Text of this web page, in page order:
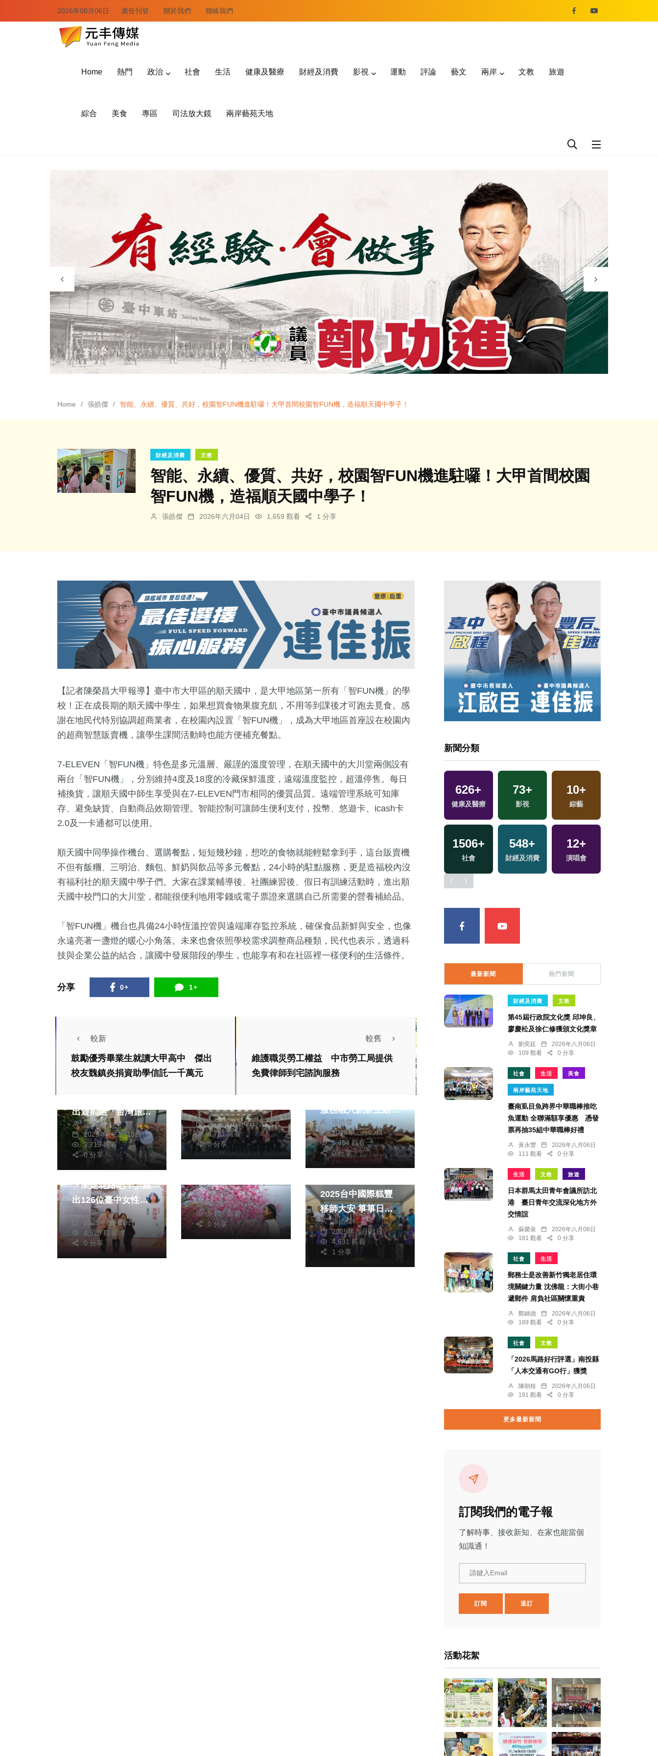
2026年08月06日 廣告刊登 關於我們 聯絡我們
Home 熱門 政治 社會 生活 健康及醫療 財經及消費 影視 運動 評論 藝文 兩岸 文教 旅遊
綜合 美食 專區 司法放大鏡 兩岸藝苑天地
Home 張皓傑 智能、永續、優質、共好，校園智FUN機進駐囉！大甲首間校園智FUN機，造福順天國中學子！
財經及消費 文教
智能、永續、優質、共好，校園智FUN機進駐囉！大甲首間校園
智FUN機，造福順天國中學子！
張皓傑 2026年六月04日 1,659 觀看 1 分享
【記者陳榮昌大甲報導】臺中市大甲區的順天國中，是大甲地區第一所有「智FUN機」的學
校！正在成長期的順天國中學生，如果想買食物果腹充飢，不用等到課後才可跑去覓食。感
謝在地民代特別協調超商業者，在校園內設置「智FUN機」，成為大甲地區首座設在校園內
的超商智慧販賣機，讓學生課間活動時也能方便補充餐點。
7-ELEVEN「智FUN機」特色是多元溫層、嚴謹的溫度管理，在順天國中的大川堂兩側設有
兩台「智FUN機」，分別維持4度及18度的冷藏保鮮溫度，遠端溫度監控，超溫停售。每日
補換貨，讓順天國中師生享受與在7-ELEVEN門市相同的優質品質。遠端管理系統可知庫
存、避免缺貨、自動商品效期管理。智能控制可讓師生便利支付，投幣、悠遊卡、icash卡
2.0及一卡通都可以使用。
順天國中同學操作機台、選購餐點，短短幾秒鐘，想吃的食物就能輕鬆拿到手，這台販賣機
不但有飯糰、三明治、麵包、鮮奶與飲品等多元餐點，24小時的駐點服務，更是造福校內沒
有福利社的順天國中學子們。大家在課業輔導後、社團練習後、假日有訓練活動時，進出順
天國中校門口的大川堂，都能很便利地用零錢或電子票證來選購自己所需要的營養補給品。
「智FUN機」機台也具備24小時恆溫控管與遠端庫存監控系統，確保食品新鮮與安全，也像
永遠亮著一盞燈的暖心小角落。未來也會依照學校需求調整商品種類，民代也表示，透過科
技與企業公益的結合，讓國中發展階段的學生，也能享有和在社區裡一樣便利的生活條件。
分享 0+ 1+
較新
鼓勵優秀畢業生就讀大甲高中 傑出
校友魏鎮炎捐資助學信託一千萬元
較舊
維護職災勞工權益 中市勞工局提供
免費律師到宅諮詢服務
政治 社會
出遊前至「台灣旅宿
網」查詢合法旅館或
民宿
張皓傑
2025年十二月10日
3,719 觀看
0 分享
運動
中市市長盃全國拳擊
挺 勉勵選手再創高
峰
張皓傑
2025年三月09日
4,781 觀看
0 分享
健康及醫療 文教
中臺科大四季社區義
服務融入創新互動受
熱讚！
張皓傑
2025年三月09日
5,454 觀看
0 分享
藝文
女性藝術力量崛起
「來走花路吧！」展
出126位臺中女性藝
術家作品
張皓傑
2025年三月09日
4,928 觀看
0 分享
政治 旅遊
台中花都繽紛浪漫
張皓傑
2025年三月10日
5,127 觀看
0 分享
熱門 政治
旅遊
2025台中國際糕豐
移師大安 箏箏日上
助觀光產業起飛
張皓傑
2025年九月01日
4,631 觀看
1 分享
新聞分類
752+
文教
16+
2024總統大選
評論
兩岸佛教文化交
流專區
23+
司法放大鏡
1+
2023金鐘獎
37 +
2024立委選戰
14+
海峽論壇專區
運動 藝文
兩岸道教文化交
流專區
626+
健康及醫療
73+
影視
10+
綜藝
1506+
社會
548+
財經及消費
12+
演唱會
最新新聞 熱門新聞
財經及消費 文教
第45屆行政院文化獎 邱坤良、
廖慶松及徐仁修獲頒文化獎章
劉奕廷
2026年八月06日
109 觀看
0 分享
社會 生活 美食
兩岸藝苑天地
臺南虱目魚跨界中華職棒推吃
魚運動 全聯滿額享優惠 憑發
票再抽35組中華職棒好禮
黃永豐
2026年八月06日
111 觀看
0 分享
生活 文教 旅遊
日本群馬太田青年會議所訪北
港 臺日青年交流深化地方外
交情誼
蘇榮泉
2026年八月06日
181 觀看
0 分享
社會 生活
郵務士是改善新竹獨老居住環
境關鍵力量 沈佛龍：大街小巷
遞郵件 肩負社區關懷重責
鄭銘德
2026年八月06日
189 觀看
0 分享
社會 文教
「2026馬路好行評選」南投縣
「人本交通有GO行」獲獎
陳朝枝
2026年八月06日
191 觀看
0 分享
更多最新新聞
訂閱我們的電子報
了解時事、接收新知、在家也能當個
知識通！
請鍵入Email
訂閱 退訂
活動花絮